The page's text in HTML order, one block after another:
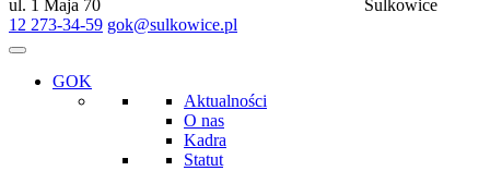
ul. 1 Maja 70
12 273-34-59 gok@sulkowice.pl
GOK
Aktualności
O nas
Kadra
Statut